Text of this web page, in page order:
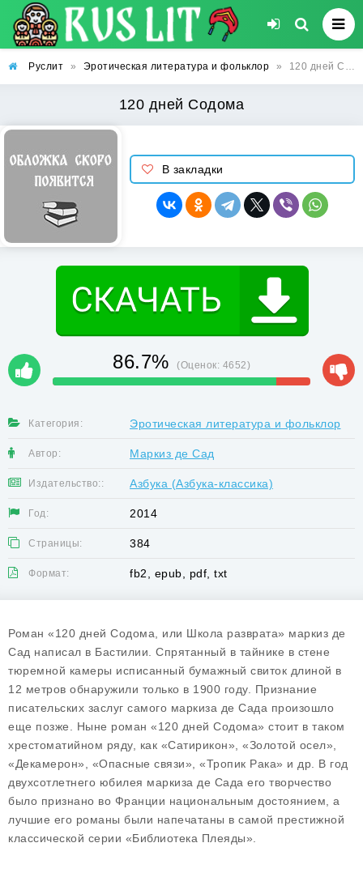
Руслит » Эротическая литература и фольклор » 120 дней Содома
120 дней Содома
В закладки
86.7% (Оценок: 4652)
Категория: Эротическая литература и фольклор
Автор: Маркиз де Сад
Издательство:: Азбука (Азбука-классика)
Год: 2014
Страницы: 384
Формат: fb2, epub, pdf, txt
Роман «120 дней Содома, или Школа разврата» маркиз де
Сад написал в Бастилии. Спрятанный в тайнике в стене
тюремной камеры исписанный бумажный свиток длиной в
12 метров обнаружили только в 1900 году. Признание
писательских заслуг самого маркиза де Сада произошло
еще позже. Ныне роман «120 дней Содома» стоит в таком
хрестоматийном ряду, как «Сатирикон», «Золотой осел»,
«Декамерон», «Опасные связи», «Тропик Рака» и др. В год
двухсотлетнего юбилея маркиза де Сада его творчество
было признано во Франции национальным достоянием, а
лучшие его романы были напечатаны в самой престижной
классической серии «Библиотека Плеяды».